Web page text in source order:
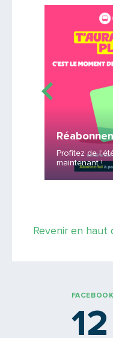
Profitez de
maintenant !
Revenir en haut
FACEBOOK